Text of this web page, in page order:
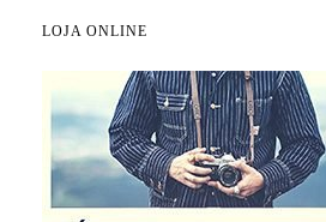
LOJA ONLINE